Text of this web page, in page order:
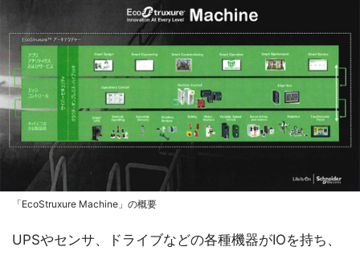
「EcoStruxure Machine」の概要
UPSやセンサ、ドライブなどの各種機器がIOを持ち、